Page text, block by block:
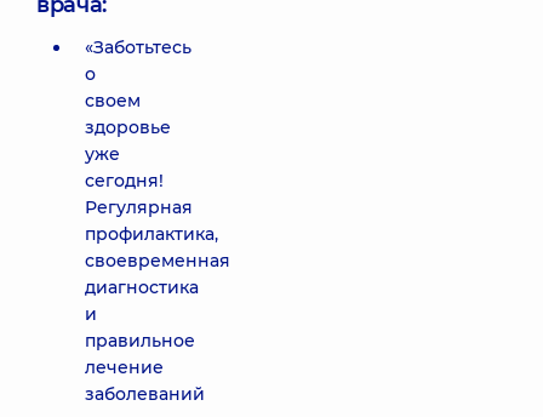
«Заботьтесь
о
своем
здоровье
уже
сегодня!
Регулярная
профилактика,
своевременная
диагностика
и
правильное
лечение
заболеваний